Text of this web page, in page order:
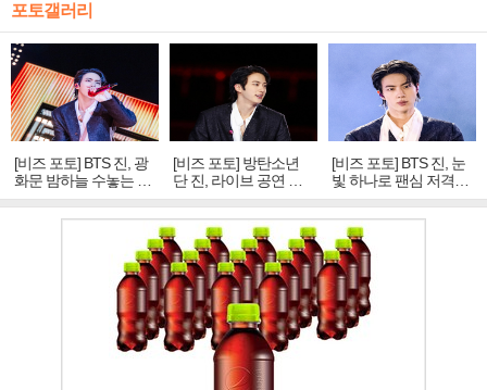
포토갤러리
[비즈 포토] BTS 진, 광
화문 밤하늘 수놓는 '비
주얼 킹'의 열창
[비즈 포토] 방탄소년
단 진, 라이브 공연 중
빛나는 독보적 아우라
[비즈 포토] BTS 진, 눈
빛 하나로 팬심 저격…
독보적 카리스마